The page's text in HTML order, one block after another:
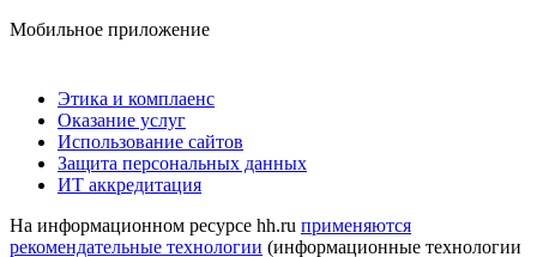
Мобильное приложение
Этика и комплаенс
Оказание услуг
Использование сайтов
Защита персональных данных
ИТ аккредитация
На информационном ресурсе hh.ru применяются
рекомендательные технологии (информационные технологии